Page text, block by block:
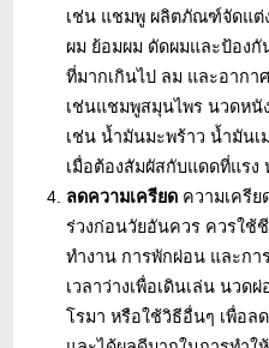
เช่น แชมพู ผลิตภัณฑ์จัดแต่
ผม ย้อมผม ดัดผมและป้องกั
ที่มากเกินไป ลม และอาก
เช่นแชมพูสมุนไพร นวดหนั
เช่น น้ำมันมะพร้าว น้ำมัน
เมื่อต้องสัมผัสกับแดดที่แร
ลดความเครียด ความเครี
ร่วงก่อนวัยอันควร ควรใช้
ทำงาน การพักผ่อน และกา
เวลาว่างเพื่อเดินเล่น นว
โรมา หรือใช้วิธีอื่นๆ เพื่อล